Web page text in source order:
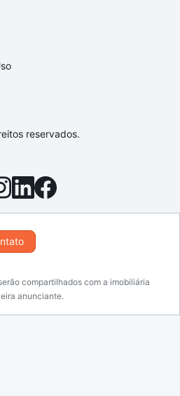
compartilhados com a imobiliária
anunciante.
reservados.